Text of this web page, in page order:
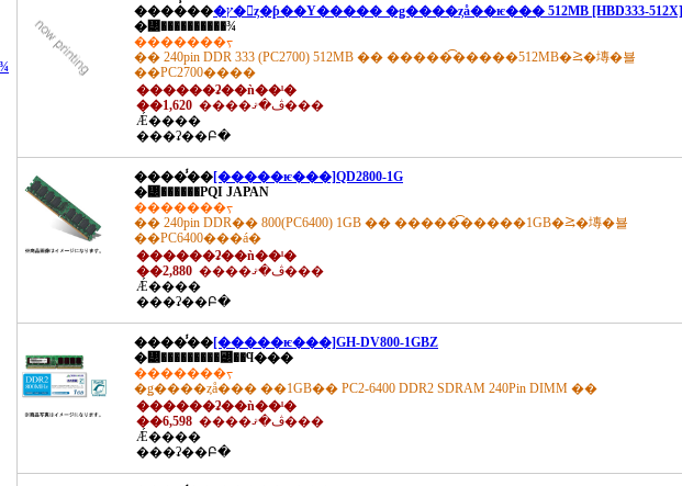
����̾��
�ץ�󥹥ȥ�ƥ��Υ����� �ǥ����ȥå��ѥ��� 512MB [HBD333-512X]
�᡼����������¾
�������ᡪ
�� 240pin DDR 333 (PC2700) 512MB �� �����͡�����512MB�⥸�塼�뵬
��PC2700����
������ʡ��ǹ��ˡ�
��1,620
����ڤ�ޤ���
Ǽ����
���ʡ��Բ�
����̾��[�����ѥ���]QD2800-1G
�᡼������PQI JAPAN
�������ᡪ
�� 240pin DDR�� 800(PC6400) 1GB �� �����͡�����1GB�⥸�塼�뵬
��PC6400���á�
������ʡ��ǹ��ˡ�
��2,880
����ڤ�ޤ���
Ǽ����
���ʡ��Բ�
����̾��[�����ѥ���]GH-DV800-1GBZ
�᡼���������꡼��ϥ���
�������ᡪ
�ǥ����ȥå��� ��1GB�� PC2-6400 DDR2 SDRAM 240Pin DIMM ��
������ʡ��ǹ��ˡ�
��6,598
����ڤ�ޤ���
Ǽ����
���ʡ��Բ�